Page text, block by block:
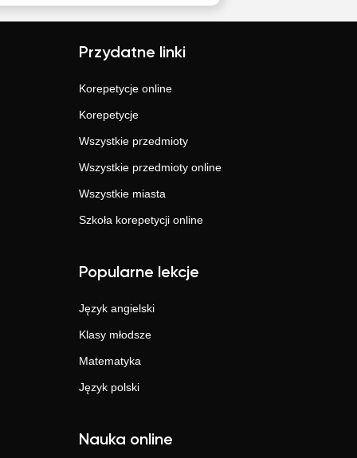
Przydatne linki
Korepetycje online
Korepetycje
Wszystkie przedmioty
Wszystkie przedmioty online
Wszystkie miasta
Szkoła korepetycji online
Popularne lekcje
Język angielski
Klasy młodsze
Matematyka
Język polski
Nauka online